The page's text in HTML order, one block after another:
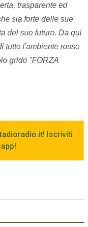
trasparente ed
sia forte delle sue
del suo futuro. Da qui
tutto l'ambiente rosso
grido "FORZA
Iscriviti